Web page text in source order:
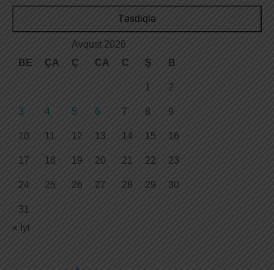
Təsdiqlə
Avqust 2026
BE
ÇA Ç CA C Ş B
1 2
3 4 5 6 7 8 9
10 11 12 13 14 15 16
17 18 19 20 21 22 23
24 25 26 27 28 29 30
31
« İyl